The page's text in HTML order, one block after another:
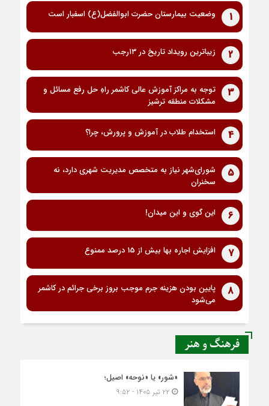
1 وضعیت بیمارستان حضرت ابوالفضل(ع) اسفبار است
2 زیباترین رویداد تاریخ در ۱۳رجب
3
توجه به مراکز آموزش عالی کاشمر راهِ حل رفع مسائل و
مشکلات منطقه ترشیز
4 استخدام طلاب در آموزش و پرورش، چرا؟
5
شورای‌شهر نیاز به متخصص مدیریت شهری دارد، نه
سخنران
6 این گوی و این میدان!
7 افزایش اجاره بها بیش از 15 درصد ممنوع
8
پایین بودن هزینه جرم موجب بروز برخی جرائم در کاشمر
می‌شود
فرهنگ و هنر
«شور» یا «نوحه» اصیل؛
۲۲ تیر ۱۴۰۵ - ۹:۵۲